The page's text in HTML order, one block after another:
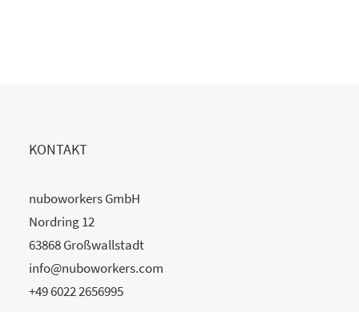
KONTAKT
nuboworkers GmbH
Nordring 12
63868 Großwallstadt
info@nuboworkers.com
+49 6022 2656995